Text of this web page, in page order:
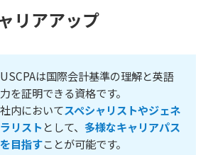
リアアップ
USCPAは国際会計基準の理解と英語
力を証明できる資格です。
社内においてスペシャリストやジェネ
ラリストとして、 多様なキャリアパス
を目指すことが可能です。